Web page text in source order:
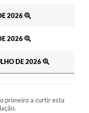
2026
2026
DE 2026
primeiro a curtir esta